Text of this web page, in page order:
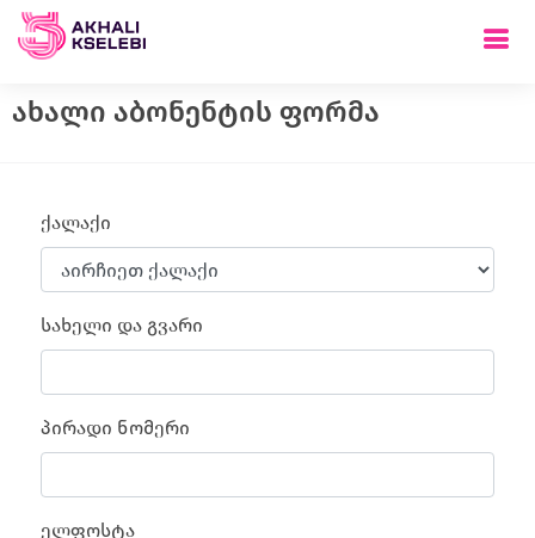
ახალი აბონენტის ფორმა
ქალაქი
სახელი და გვარი
პირადი ნომერი
ელფოსტა